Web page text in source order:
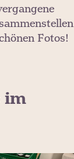
Fotos!
im